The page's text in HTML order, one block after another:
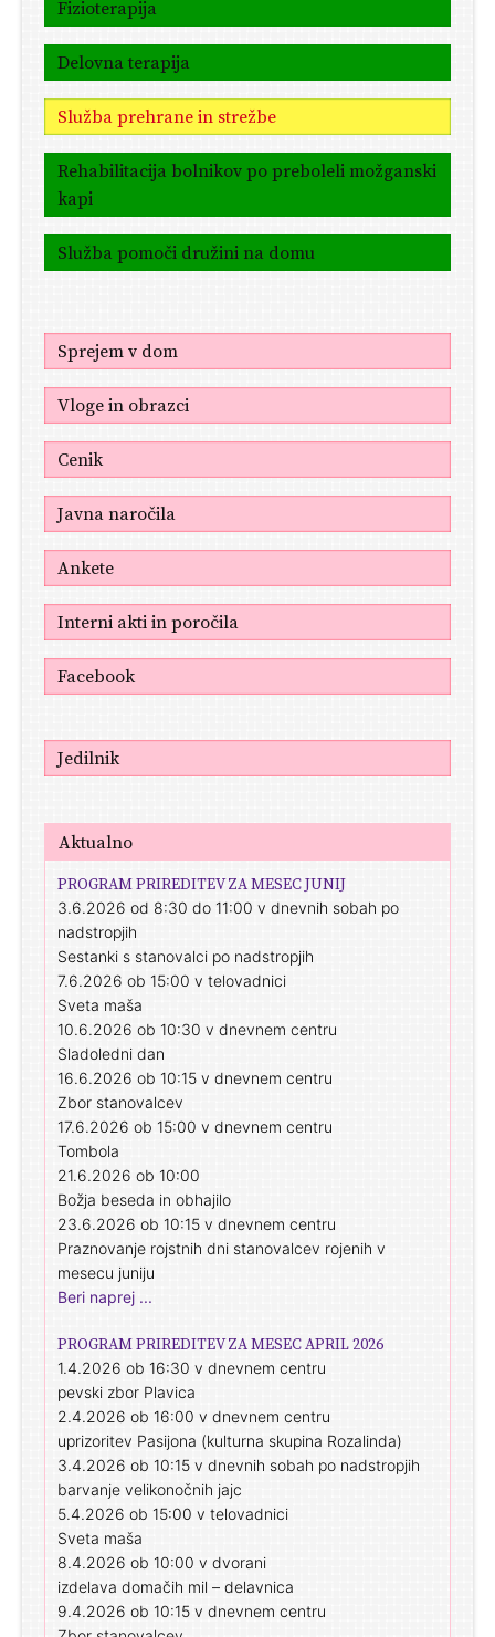
Fizioterapija
Delovna terapija
Služba prehrane in strežbe
Rehabilitacija bolnikov po preboleli možganski
kapi
Služba pomoči družini na domu
Sprejem v dom
Vloge in obrazci
Cenik
Javna naročila
Ankete
Interni akti in poročila
Facebook
Jedilnik
Aktualno
PROGRAM PRIREDITEV ZA MESEC JUNIJ
3.6.2026 od 8:30 do 11:00 v dnevnih sobah po
nadstropjih
Sestanki s stanovalci po nadstropjih
7.6.2026 ob 15:00 v telovadnici
Sveta maša
10.6.2026 ob 10:30 v dnevnem centru
Sladoledni dan
16.6.2026 ob 10:15 v dnevnem centru
Zbor stanovalcev
17.6.2026 ob 15:00 v dnevnem centru
Tombola
21.6.2026 ob 10:00
Božja beseda in obhajilo
23.6.2026 ob 10:15 v dnevnem centru
Praznovanje rojstnih dni stanovalcev rojenih v
mesecu juniju
Beri naprej ...
PROGRAM PRIREDITEV ZA MESEC APRIL 2026
1.4.2026 ob 16:30 v dnevnem centru
pevski zbor Plavica
2.4.2026 ob 16:00 v dnevnem centru
uprizoritev Pasijona (kulturna skupina Rozalinda)
3.4.2026 ob 10:15 v dnevnih sobah po nadstropjih
barvanje velikonočnih jajc
5.4.2026 ob 15:00 v telovadnici
Sveta maša
8.4.2026 ob 10:00 v dvorani
izdelava domačih mil – delavnica
9.4.2026 ob 10:15 v dnevnem centru